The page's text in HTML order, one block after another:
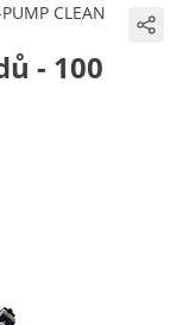
CLEAN
- 100